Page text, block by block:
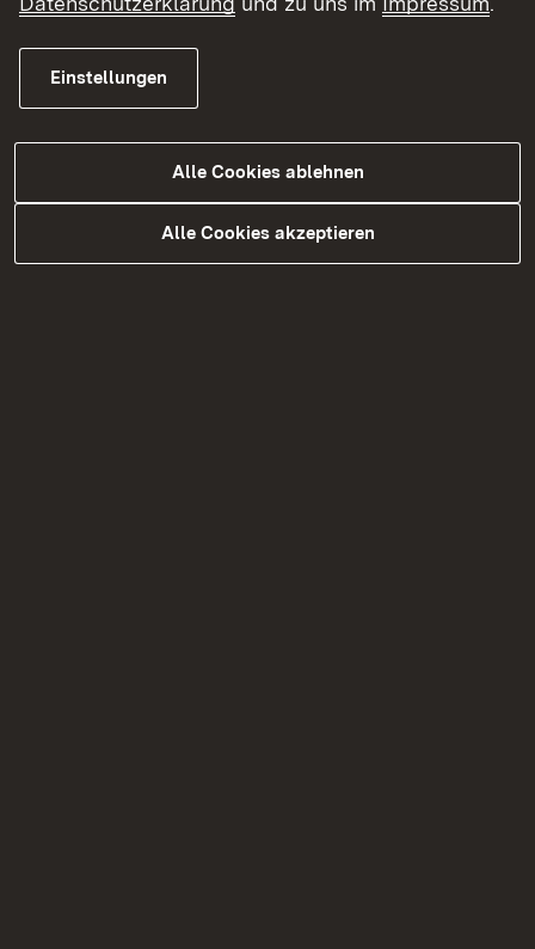
Pumpwerk Neuburgweier
Drainagesystem für den Rheinpark
Rappenwört
Drainagesystem für das Naturschutzzentrum
Drainagesystem für die Kleingartenanlagen
Mehrere Teiche in der Fritschlach
3 Grundwasserentnahmebrunnen in Daxlanden
8 Grundwasserentnahmebrunnen auf dem
Einstellungen
Alle Cookies ablehnen
Alle Cookies akzeptieren